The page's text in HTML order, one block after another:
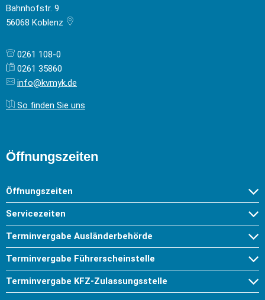
Bahnhofstr. 9
56068 Koblenz
0261 108-0
0261 35860
info@kvmyk.de
So finden Sie uns
Öffnungszeiten
Öffnungszeiten
Servicezeiten
Terminvergabe Ausländerbehörde
Terminvergabe Führerscheinstelle
Terminvergabe KFZ-Zulassungsstelle